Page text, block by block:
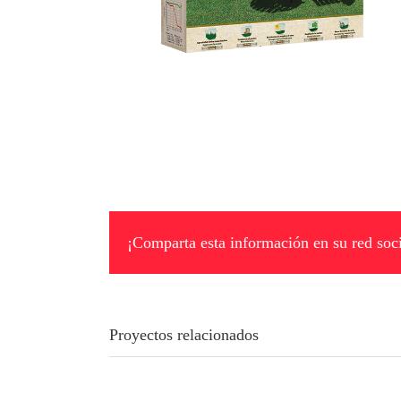
¡Comparta esta información en su red
Proyectos relacionados